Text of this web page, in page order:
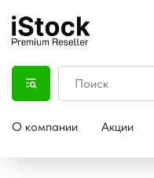
О компании Акции